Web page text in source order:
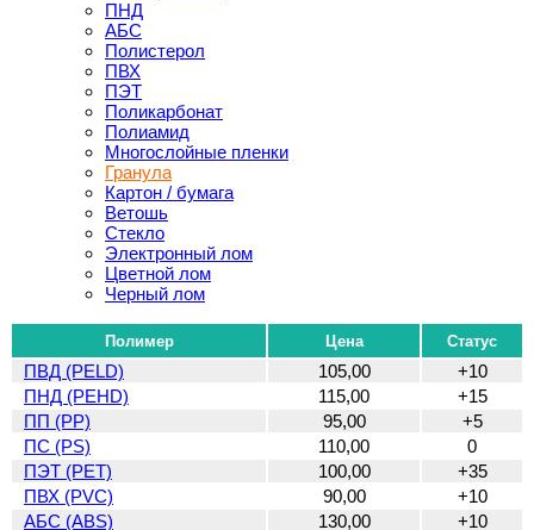
ПНД
АБС
Полистерол
ПВХ
ПЭТ
Поликарбонат
Полиамид
Многослойные пленки
Гранула
Картон / бумага
Ветошь
Стекло
Электронный лом
Цветной лом
Черный лом
Полимер Цена Статус
ПВД (PELD) 105,00
+10
ПНД (PEHD)
115,00
+15
ПП (PP)
95,00
+5
ПС (PS)
110,00
0
ПЭТ (PET)
100,00
+35
ПВХ (PVC)
90,00
+10
АБС (ABS)
130,00 +10